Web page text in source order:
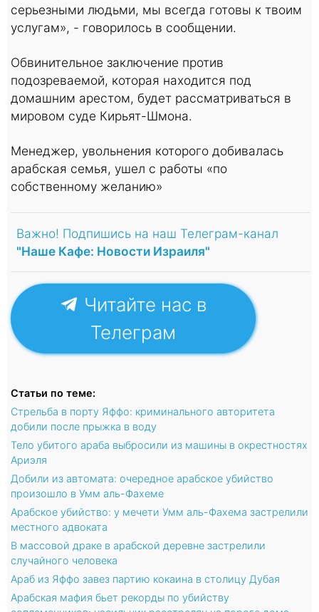
серьезными людьми, мы всегда готовы к твоим
услугам», - говорилось в сообщении.
Обвинительное заключение против
подозреваемой, которая находится под
домашним арестом, будет рассматриваться в
мировом суде Кирьят-Шмона.
Менеджер, увольнения которого добивалась
арабская семья, ушел с работы «по
собственному желанию»
Важно! Подпишись на наш Телеграм-канал
"Наше Кафе: Новости Израиля"
Читайте нас в
Телеграм
Статьи по теме:
Стрельба в порту Яффо: криминального авторитета
добили после прыжка в воду
Тело убитого араба выбросили из машины в окрестностях
Ариэля
Добили из автомата: очередное арабское убийство
произошло в Умм аль-Фахеме
Арабское убийство: у мечети Умм аль-Фахема застрелили
местного адвоката
В массовой драке в арабской деревне застрелили
случайного человека
Араб из Яффо завез партию кокаина в столицу Дубая
Арабская мафия бьет рекорды по убийству